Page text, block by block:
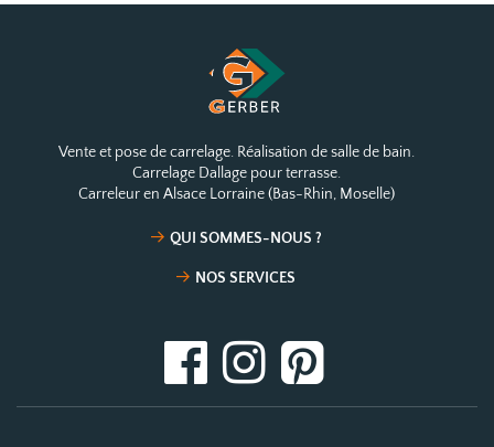
Vente et pose de carrelage. Réalisation de salle de bain.
Carrelage Dallage pour terrasse.
Carreleur en Alsace Lorraine (Bas-Rhin, Moselle)
QUI SOMMES-NOUS ?
NOS SERVICES